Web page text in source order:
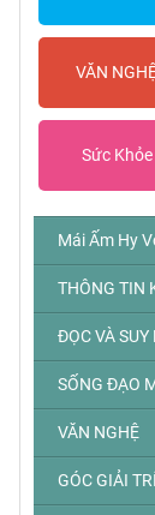
VĂN
Sức Khỏe
Mái Ấm Hy
THÔNG TIN
ĐỌC VÀ SUY
SỐNG ĐẠO
VĂN NGHỆ
GÓC GIẢI TRÍ